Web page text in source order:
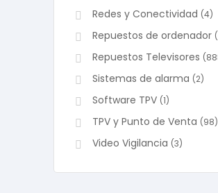
Redes y Conectividad (4)
Repuestos de ordenador
Repuestos Televisores
Sistemas de alarma (2)
Software TPV (1)
TPV y Punto de Venta (98)
Video Vigilancia (3)